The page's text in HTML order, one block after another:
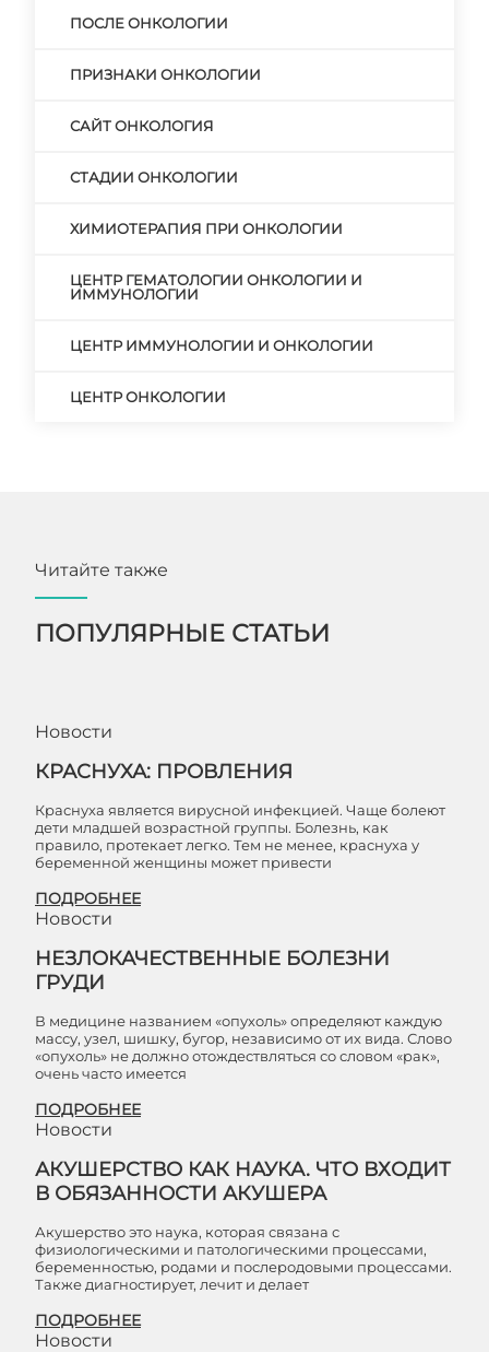
ПОСЛЕ ОНКОЛОГИИ
ПРИЗНАКИ ОНКОЛОГИИ
САЙТ ОНКОЛОГИЯ
СТАДИИ ОНКОЛОГИИ
ХИМИОТЕРАПИЯ ПРИ ОНКОЛОГИИ
ЦЕНТР ГЕМАТОЛОГИИ ОНКОЛОГИИ И
ИММУНОЛОГИИ
ЦЕНТР ИММУНОЛОГИИ И ОНКОЛОГИИ
ЦЕНТР ОНКОЛОГИИ
Читайте также
ПОПУЛЯРНЫЕ СТАТЬИ
Новости
КРАСНУХА: ПРОВЛЕНИЯ
Краснуха является вирусной инфекцией. Чаще болеют
дети младшей возрастной группы. Болезнь, как
правило, протекает легко. Тем не менее, краснуха у
беременной женщины может привести
ПОДРОБНЕЕ
Новости
НЕЗЛОКАЧЕСТВЕННЫЕ БОЛЕЗНИ
ГРУДИ
В медицине названием «опухоль» определяют каждую
массу, узел, шишку, бугор, независимо от их вида. Слово
«опухоль» не должно отождествляться со словом «рак»,
очень часто имеется
ПОДРОБНЕЕ
Новости
АКУШЕРСТВО КАК НАУКА. ЧТО ВХОДИТ
В ОБЯЗАННОСТИ АКУШЕРА
Акушерство это наука, которая связана с
физиологическими и патологическими процессами,
беременностью, родами и послеродовыми процессами.
Также диагностирует, лечит и делает
ПОДРОБНЕЕ
Новости